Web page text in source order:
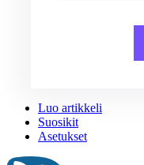
Luo artikkeli
Suosikit
Asetukset